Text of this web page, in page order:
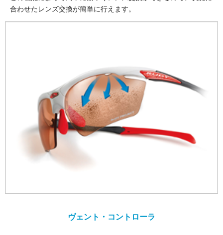
合わせたレンズ交換が簡単に行えます。
ヴェント・コントローラ